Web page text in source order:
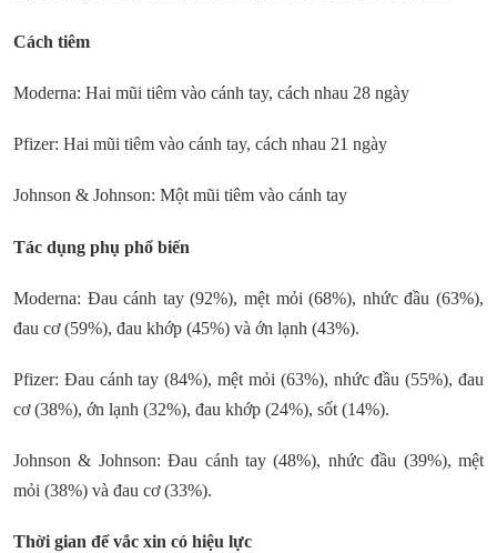
Cách tiêm
Moderna: Hai mũi tiêm vào cánh tay, cách nhau 28 ngày
Pfizer: Hai mũi tiêm vào cánh tay, cách nhau 21 ngày
Johnson & Johnson: Một mũi tiêm vào cánh tay
Tác dụng phụ phổ biến
Moderna: Đau cánh tay (92%), mệt mỏi (68%), nhức đầu (63%),
đau cơ (59%), đau khớp (45%) và ớn lạnh (43%).
Pfizer: Đau cánh tay (84%), mệt mỏi (63%), nhức đầu (55%), đau
cơ (38%), ớn lạnh (32%), đau khớp (24%), sốt (14%).
Johnson & Johnson: Đau cánh tay (48%), nhức đầu (39%), mệt
mỏi (38%) và đau cơ (33%).
Thời gian để vắc xin có hiệu lực